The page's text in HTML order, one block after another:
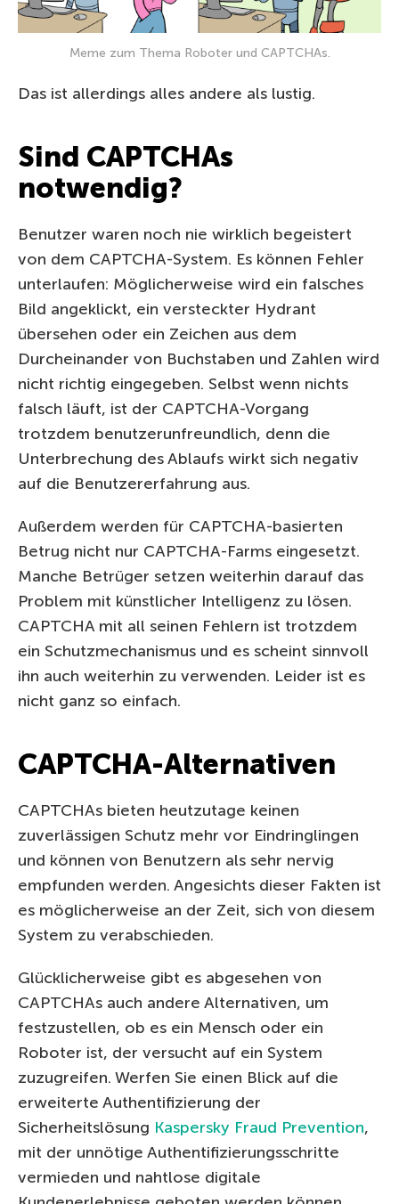
Meme zum Thema Roboter und CAPTCHAs.
Das ist allerdings alles andere als lustig.
Sind CAPTCHAs
notwendig?
Benutzer waren noch nie wirklich begeistert
von dem CAPTCHA-System. Es können Fehler
unterlaufen: Möglicherweise wird ein falsches
Bild angeklickt, ein versteckter Hydrant
übersehen oder ein Zeichen aus dem
Durcheinander von Buchstaben und Zahlen wird
nicht richtig eingegeben. Selbst wenn nichts
falsch läuft, ist der CAPTCHA-Vorgang
trotzdem benutzerunfreundlich, denn die
Unterbrechung des Ablaufs wirkt sich negativ
auf die Benutzererfahrung aus.
Außerdem werden für CAPTCHA-basierten
Betrug nicht nur CAPTCHA-Farms eingesetzt.
Manche Betrüger setzen weiterhin darauf das
Problem mit künstlicher Intelligenz zu lösen.
CAPTCHA mit all seinen Fehlern ist trotzdem
ein Schutzmechanismus und es scheint sinnvoll
ihn auch weiterhin zu verwenden. Leider ist es
nicht ganz so einfach.
CAPTCHA-Alternativen
CAPTCHAs bieten heutzutage keinen
zuverlässigen Schutz mehr vor Eindringlingen
und können von Benutzern als sehr nervig
empfunden werden. Angesichts dieser Fakten ist
es möglicherweise an der Zeit, sich von diesem
System zu verabschieden.
Glücklicherweise gibt es abgesehen von
CAPTCHAs auch andere Alternativen, um
festzustellen, ob es ein Mensch oder ein
Roboter ist, der versucht auf ein System
zuzugreifen. Werfen Sie einen Blick auf die
erweiterte Authentifizierung der
Sicherheitslösung Kaspersky Fraud Prevention,
mit der unnötige Authentifizierungsschritte
vermieden und nahtlose digitale